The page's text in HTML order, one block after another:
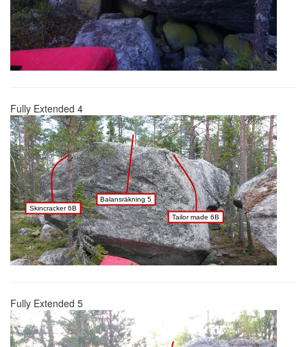
Fully Extended 4
Skincracker 6B
Balansräkning 5
Tailor made 6B
Fully Extended 5